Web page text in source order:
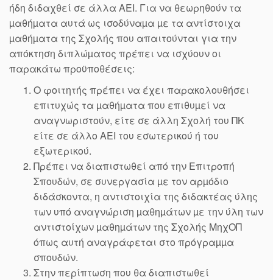
ήδη διδαχθεί σε άλλα ΑΕΙ. Για να θεωρηθούν τα
µαθήµατα αυτά ως ισοδύναµα µε τα αντίστοιχα
µαθήµατα της Σχολής που απαιτούνται για την
απόκτηση διπλώµατος πρέπει να ισχύουν οι
παρακάτω προϋποθέσεις:
Ο φοιτητής πρέπει να έχει παρακολουθήσει
επιτυχώς τα µαθήµατα που επιθυµεί να
αναγνωριστούν, είτε σε άλλη Σχολή του ΠΚ
είτε σε άλλο ΑΕΙ του εσωτερικού ή του
εξωτερικού.
Πρέπει να διαπιστωθεί από την Επιτροπή
Σπουδών, σε συνεργασία µε τον αρµόδιο
διδάσκοντα, η αντιστοιχία της διδακτέας ύλης
των υπό αναγνώριση µαθηµάτων µε την ύλη των
αντιστοίχων µαθηµάτων της Σχολής ΜηχΟΠ
όπως αυτή αναγράφεται στο πρόγραµµα
σπουδών.
Στην περίπτωση που θα διαπιστωθεί